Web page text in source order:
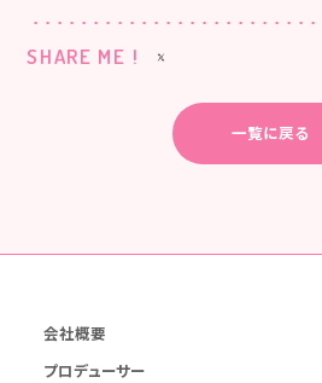
SHARE ME !
一覧に戻る
会社概要
プロデューサー